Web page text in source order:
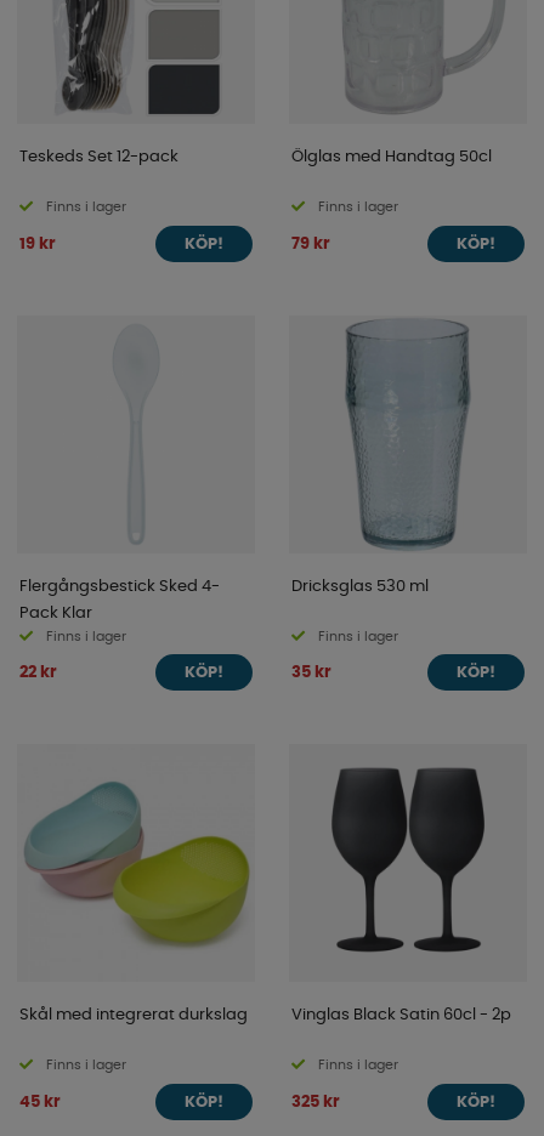
Teskeds Set 12-pack
Finns i lager
19 kr KÖP!
Ölglas med Handtag 50cl
Finns i lager
79 kr KÖP!
Flergångsbestick Sked 4-
Pack Klar
Finns i lager
22 kr KÖP!
Dricksglas 530 ml
Finns i lager
35 kr KÖP!
Skål med integrerat durkslag
Finns i lager
45 kr KÖP!
Vinglas Black Satin 60cl - 2p
Finns i lager
325 kr KÖP!